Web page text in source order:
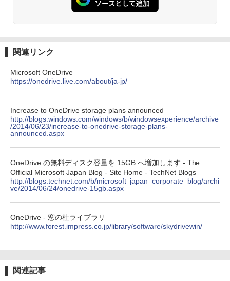
ンチディスプレイ、色調調節ライト、12
週間持続バッテリー、広告なし、ブラッ
ージ、防水、7インチカラーディスプレ
イ、色調調節ライト、最大8週間持続バッ
テリー、広告無し、ブラック (2025年発
￥31,980
11インチカラーディスプレイ、64GBスト
レージ、ノート機能搭載、明るさ自動調
整、色調調節ライト、プレミアムペン付
き、グラファイト
関連リンク
Microsoft OneDrive
https://onedrive.live.com/about/ja-jp/
Increase to OneDrive storage plans announced
http://blogs.windows.com/windows/b/windowsexperience/archive
/2014/06/23/increase-to-onedrive-storage-plans-
announced.aspx
OneDrive の無料ディスク容量を 15GB へ増加します - The
Official Microsoft Japan Blog - Site Home - TechNet Blogs
http://blogs.technet.com/b/microsoft_japan_corporate_blog/archi
ve/2014/06/24/onedrive-15gb.aspx
OneDrive - 窓の杜ライブラリ
http://www.forest.impress.co.jp/library/software/skydrivewin/
関連記事